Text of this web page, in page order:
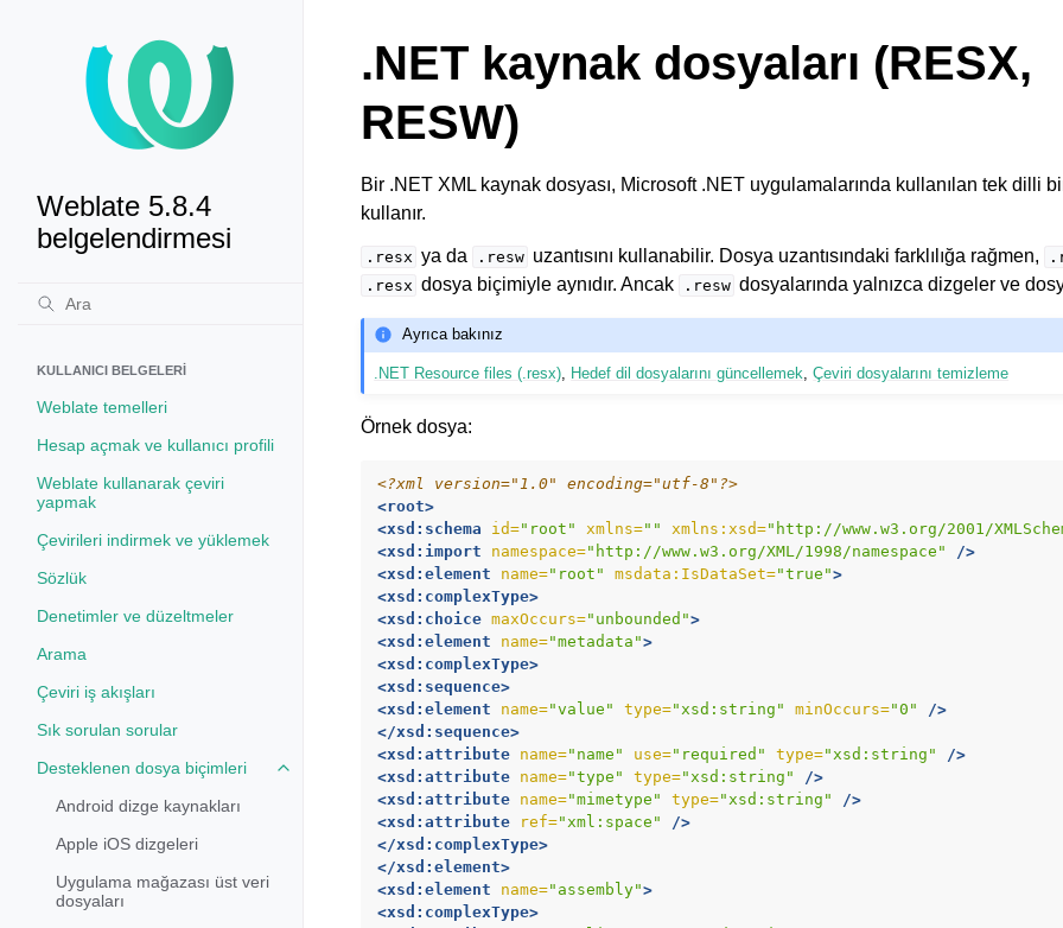
Weblate 5.8.4
belgelendirmesi
KULLANICI BELGELERI
Weblate temelleri
Hesap açmak ve kullanıcı profili
Weblate kullanarak çeviri
yapmak
Çevirileri indirmek ve yüklemek
Sözlük
Denetimler ve düzeltmeler
Arama
Çeviri iş akışları
Sık sorulan sorular
Desteklenen dosya biçimleri
Toggle navigation of Desteklenen dosya biçimleri
Android dizge kaynakları
Apple iOS dizgeleri
Uygulama mağazası üst veri
dosyaları
.NET kaynak dosyaları (RESX,
RESW)
Bir .NET XML kaynak dosyası, Microsoft .NET uygulamalarında kullanılan tek dilli
kullanır.
.resx ya da .resw uzantısını kullanabilir. Dosya uzantısındaki farklılığa rağmen,
.resx dosya biçimiyle aynıdır. Ancak .resw dosyalarında yalnızca dizgeler ve
Ayrıca bakınız
.NET Resource files (.resx) Hedef dil dosyalarını güncellemek ,Çeviri dosyalarını temizleme
Örnek dosya:
<?xml version="1.0" encoding="utf-8"?>
<root>
<xsd:schema
id="root" xmlns="" xmlns:xsd="http://www.w3.org/2001/
<xsd:import
namespace="http://www.w3.org/XML/1998/namespace"
/>
<xsd:element
name="root" msdata:IsDataSet="true">
<xsd:complexType>
<xsd:choice maxOccurs="unbounded">
<xsd:element
name="metadata">
<xsd:complexType>
<xsd:sequence>
<xsd:element
name="value" type="xsd:string" minOccurs="0"
/>
</xsd:sequence>
<xsd:attribute name="name" use="required" type="xsd:string"
/>
<xsd:attribute name="type" type="xsd:string"
/>
<xsd:attribute name="mimetype" type="xsd:string"
/>
<xsd:attribute
ref="xml:space"
/>
</xsd:complexType>
</xsd:element>
<xsd:element
name="assembly">
<xsd:complexType>